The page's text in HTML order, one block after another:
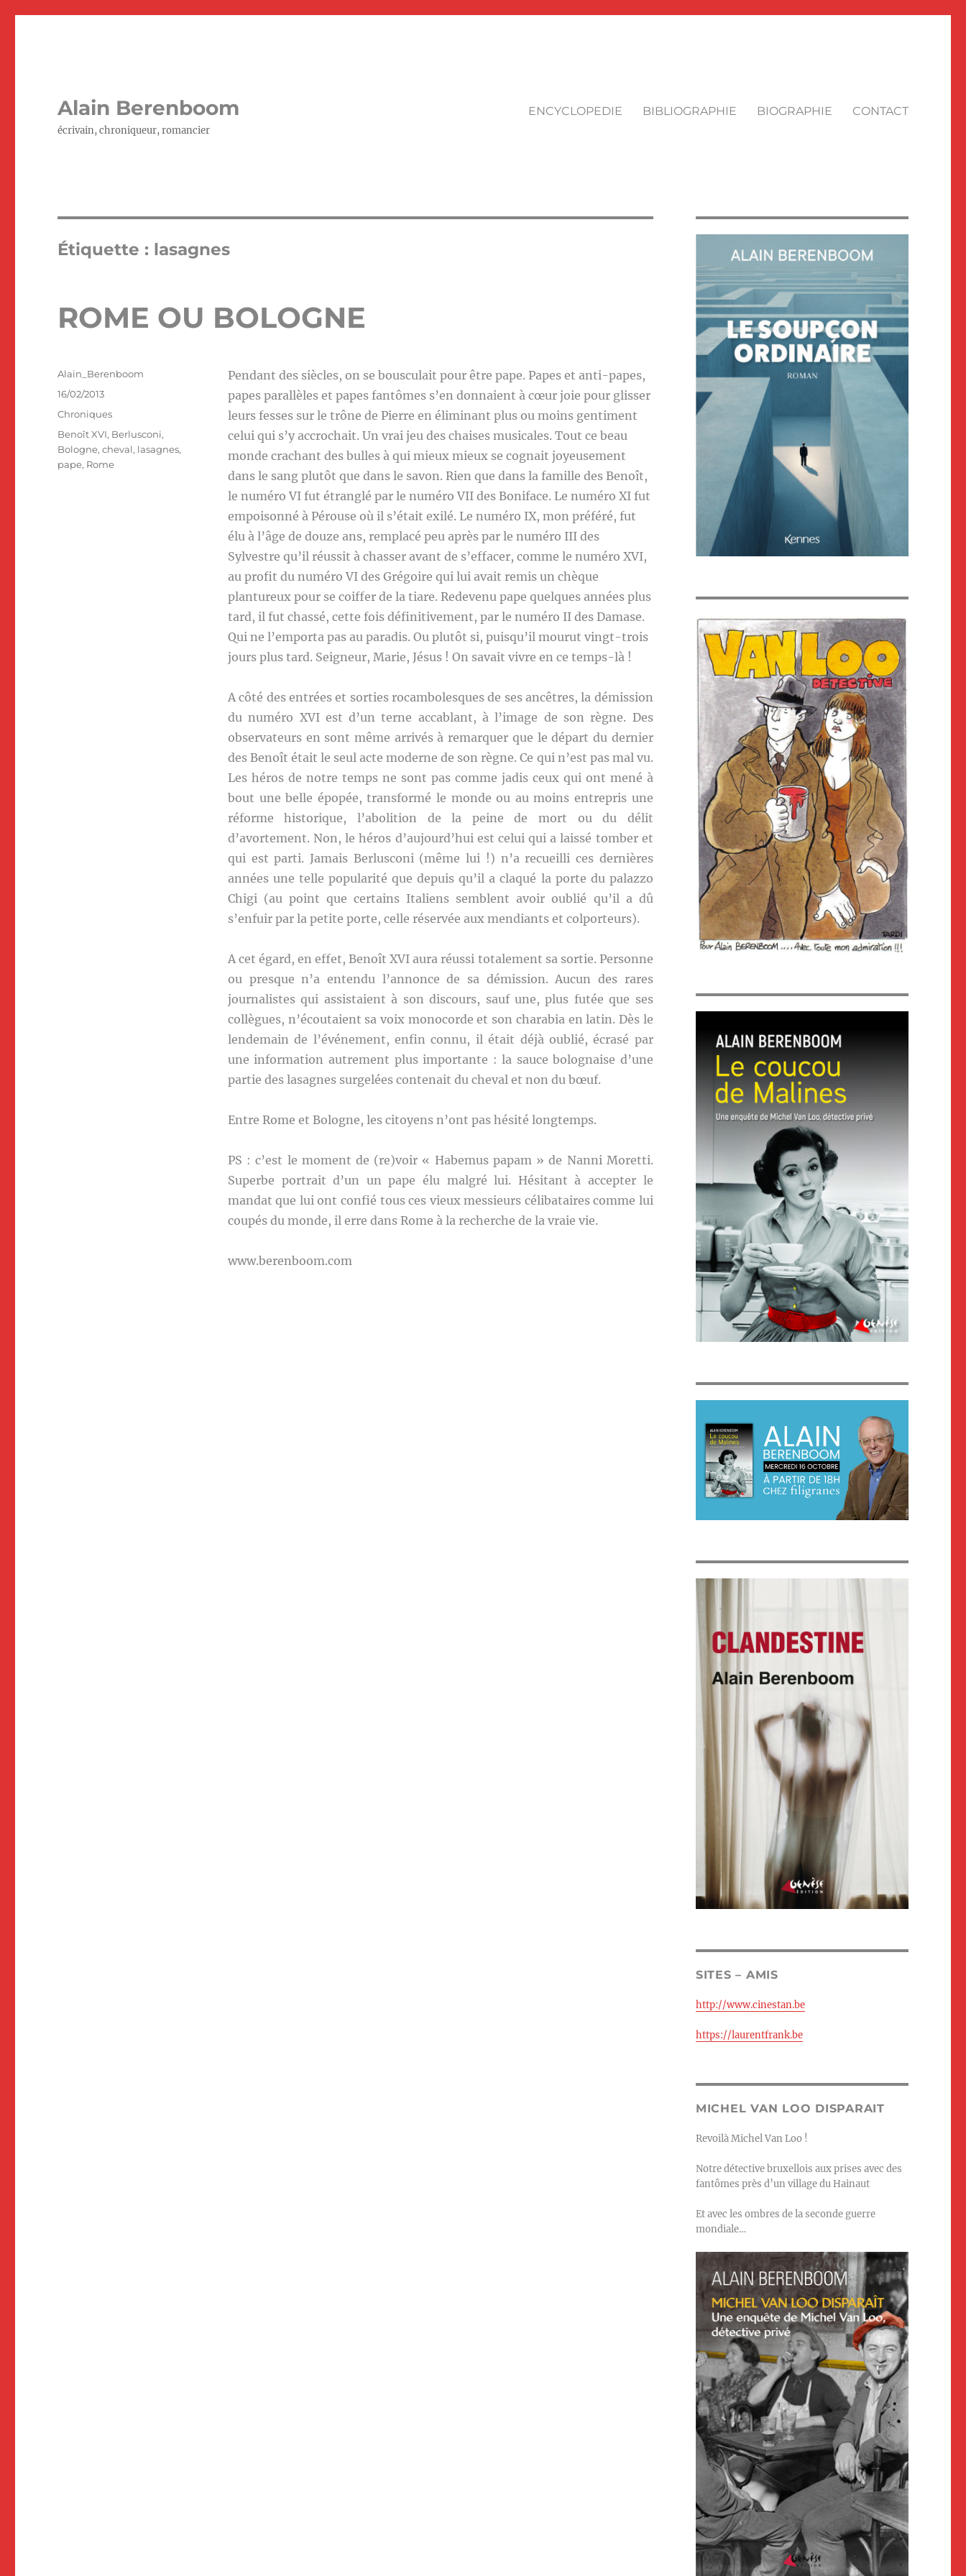
Alain Berenboom
écrivain, chroniqueur, romancier
ENCYCLOPEDIE BIBLIOGRAPHIE BIOGRAPHIE CONTACT
Étiquette : lasagnes
ROME OU BOLOGNE
Pendant des siècles, on se bousculait pour être pape. Papes et anti-papes,
papes parallèles et papes fantômes s’en donnaient à cœur joie pour glisser
leurs fesses sur le trône de Pierre en éliminant plus ou moins gentiment
celui qui s’y accrochait. Un vrai jeu des chaises musicales. Tout ce beau
monde crachant des bulles à qui mieux mieux se cognait joyeusement
dans le sang plutôt que dans le savon. Rien que dans la famille des Benoît,
le numéro VI fut étranglé par le numéro VII des Boniface. Le numéro XI fut
empoisonné à Pérouse où il s’était exilé. Le numéro IX, mon préféré, fut
élu à l’âge de douze ans, remplacé peu après par le numéro III des
Sylvestre qu’il réussit à chasser avant de s’effacer, comme le numéro XVI,
au profit du numéro VI des Grégoire qui lui avait remis un chèque
plantureux pour se coiffer de la tiare. Redevenu pape quelques années plus
tard, il fut chassé, cette fois définitivement, par le numéro II des Damase.
Qui ne l’emporta pas au paradis. Ou plutôt si, puisqu’il mourut vingt-trois
jours plus tard. Seigneur, Marie, Jésus ! On savait vivre en ce temps-là !
A côté des entrées et sorties rocambolesques de ses ancêtres, la démission
du numéro XVI est d’un terne accablant, à l’image de son règne. Des
observateurs en sont même arrivés à remarquer que le départ du dernier
des Benoît était le seul acte moderne de son règne. Ce qui n’est pas mal vu.
Les héros de notre temps ne sont pas comme jadis ceux qui ont mené à
bout une belle épopée, transformé le monde ou au moins entrepris une
réforme historique, l’abolition de la peine de mort ou du délit
d’avortement. Non, le héros d’aujourd’hui est celui qui a laissé tomber et
qui est parti. Jamais Berlusconi (même lui !) n’a recueilli ces dernières
années une telle popularité que depuis qu’il a claqué la porte du palazzo
Chigi (au point que certains Italiens semblent avoir oublié qu’il a dû
s’enfuir par la petite porte, celle réservée aux mendiants et colporteurs).
A cet égard, en effet, Benoît XVI aura réussi totalement sa sortie. Personne
ou presque n’a entendu l’annonce de sa démission. Aucun des rares
journalistes qui assistaient à son discours, sauf une, plus futée que ses
collègues, n’écoutaient sa voix monocorde et son charabia en latin. Dès le
lendemain de l’événement, enfin connu, il était déjà oublié, écrasé par
une information autrement plus importante : la sauce bolognaise d’une
partie des lasagnes surgelées contenait du cheval et non du bœuf.
Entre Rome et Bologne, les citoyens n’ont pas hésité longtemps.
PS : c’est le moment de (re)voir « Habemus papam » de Nanni Moretti.
Superbe portrait d’un un pape élu malgré lui. Hésitant à accepter le
mandat que lui ont confié tous ces vieux messieurs célibataires comme lui
coupés du monde, il erre dans Rome à la recherche de la vraie vie.
www.berenboom.com
Auteur
Alain_Berenboom
Publié
le
16/02/2013
Catégories
Chroniques
Étiquettes
Benoît XVI, Berlusconi,
Bologne,cheval, lasagnes,
pape, Rome
SITES – AMIS
http://www.cinestan.be
https://laurentfrank.be
MICHEL VAN LOO DISPARAIT
Revoilà Michel Van Loo !
Notre détective bruxellois aux prises avec des
fantômes près d’un village du Hainaut
Et avec les ombres de la seconde guerre
mondiale…